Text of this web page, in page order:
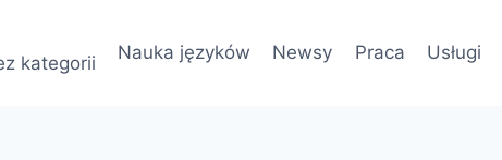
kategorii
Nauka języków Newsy Praca Usługi